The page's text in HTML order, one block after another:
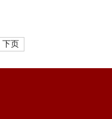
下页